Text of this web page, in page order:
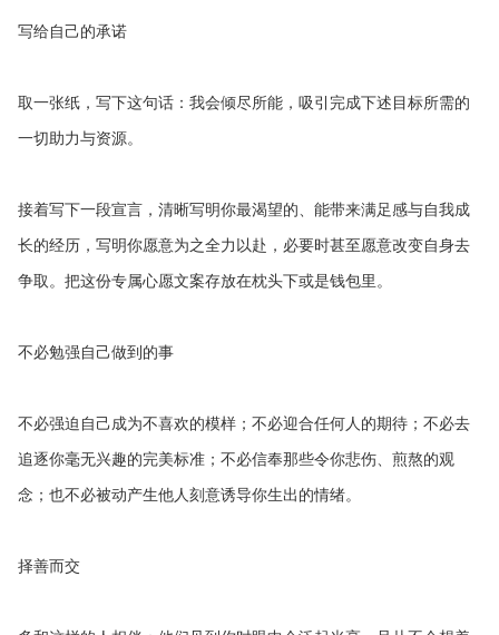
写给自己的承诺
取一张纸，写下这句话：我会倾尽所能，吸引完成下述目标所需的
一切助力与资源。
接着写下一段宣言，清晰写明你最渴望的、能带来满足感与自我成
长的经历，写明你愿意为之全力以赴，必要时甚至愿意改变自身去
争取。把这份专属心愿文案存放在枕头下或是钱包里。
不必勉强自己做到的事
不必强迫自己成为不喜欢的模样；不必迎合任何人的期待；不必去
追逐你毫无兴趣的完美标准；不必信奉那些令你悲伤、煎熬的观
念；也不必被动产生他人刻意诱导你生出的情绪。
择善而交